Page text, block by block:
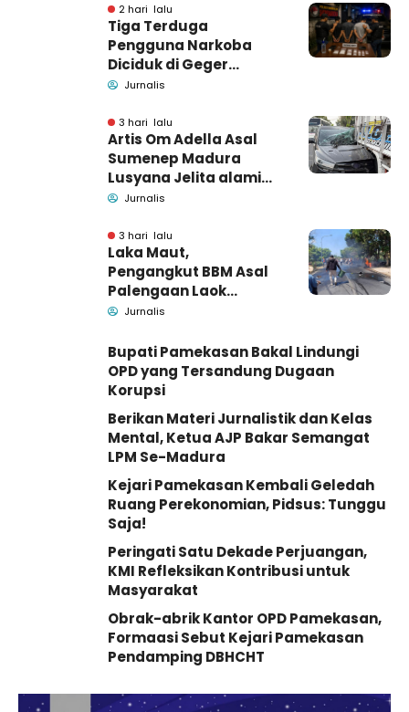
2 hari lalu
Tiga Terduga
Pengguna Narkoba
Diciduk di Geger
Bangkalan, Polisi Masih
Barang Bukti
Jurnalis
3 hari lalu
Artis Om Adella Asal
Sumenep Madura
Lusyana Jelita alami
kecelakaan di Wonogiri
Jurnalis
3 hari lalu
Laka Maut,
Pengangkut BBM Asal
Palengaan Laok
Pamekasan Meninggal
Jurnalis
Bupati Pamekasan Bakal Lindungi
OPD yang Tersandung Dugaan
Korupsi
Berikan Materi Jurnalistik dan Kelas
Mental, Ketua AJP Bakar Semangat
LPM Se-Madura
Kejari Pamekasan Kembali Geledah
Ruang Perekonomian, Pidsus: Tunggu
Saja!
Peringati Satu Dekade Perjuangan,
KMI Refleksikan Kontribusi untuk
Masyarakat
Obrak-abrik Kantor OPD Pamekasan,
Formaasi Sebut Kejari Pamekasan
Pendamping DBHCHT